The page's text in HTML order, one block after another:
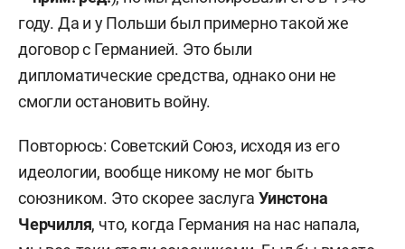
году. Да и у Польши был примерно такой же
договор с Германией. Это были
дипломатические средства, однако они не
смогли остановить войну.
Повторюсь: Советский Союз, исходя из его
идеологии, вообще никому не мог быть
союзником. Это скорее заслугаУинстона
Черчилля, что, когда Германия на нас напала,